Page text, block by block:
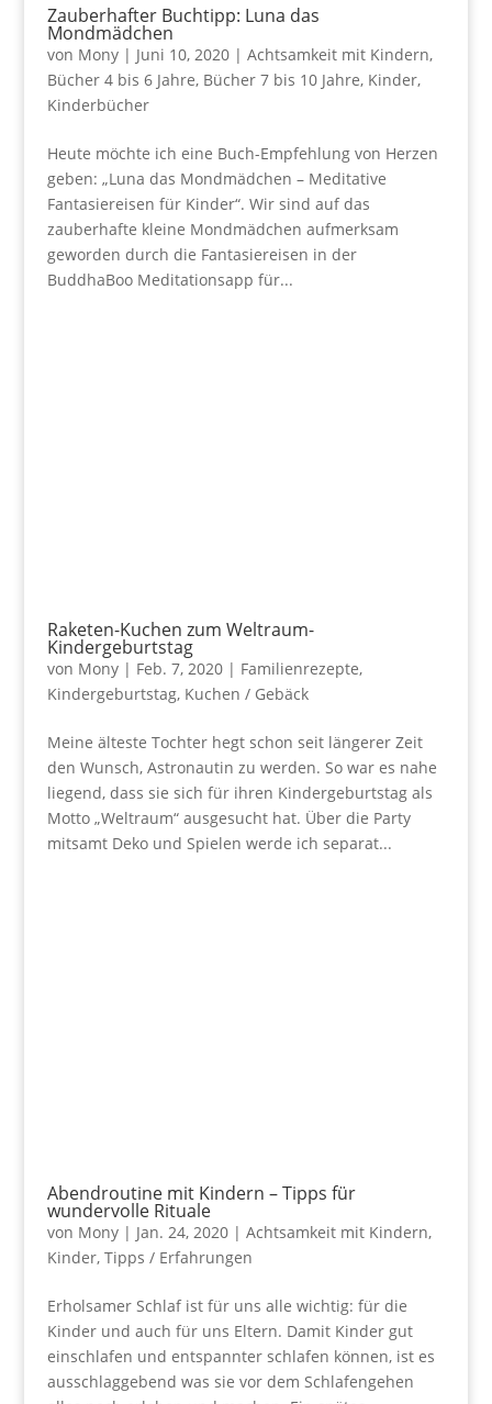
Zauberhafter Buchtipp: Luna das
Mondmädchen
von Mony| Juni 10, 2020| Achtsamkeit mit Kindern,
Bücher 4 bis 6 Jahre, Bücher 7 bis 10 Jahre, Kinder,
Kinderbücher
Heute möchte ich eine Buch-Empfehlung von Herzen
geben: „Luna das Mondmädchen – Meditative
Fantasiereisen für Kinder“. Wir sind auf das
zauberhafte kleine Mondmädchen aufmerksam
geworden durch die Fantasiereisen in der
BuddhaBoo Meditationsapp für...
Raketen-Kuchen zum Weltraum-
Kindergeburtstag
von Mony| Feb. 7, 2020| Familienrezepte,
Kindergeburtstag, Kuchen / Gebäck
Meine älteste Tochter hegt schon seit längerer Zeit
den Wunsch, Astronautin zu werden. So war es nahe
liegend, dass sie sich für ihren Kindergeburtstag als
Motto „Weltraum“ ausgesucht hat. Über die Party
mitsamt Deko und Spielen werde ich separat...
Abendroutine mit Kindern – Tipps für
wundervolle Rituale
von Mony| Jan. 24, 2020| Achtsamkeit mit Kindern,
Kinder, Tipps / Erfahrungen
Erholsamer Schlaf ist für uns alle wichtig: für die
Kinder und auch für uns Eltern. Damit Kinder gut
einschlafen und entspannter schlafen können, ist es
ausschlaggebend was sie vor dem Schlafengehen